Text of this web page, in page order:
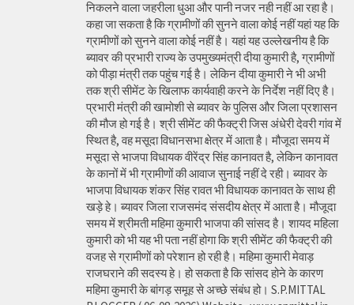
निकलने वाला जहरीला धुआ और पानी नजर नही नहीं आ रहा है।
कहा जा सकता है कि ग्रामीणों की सुनने वाला कोई नहीं यहां यह कि
ग्रामीणों को सुनने वाला कोई नहीं है। यहां यह उल्लेखनीय है कि
ब्यावर की प्रभारी राज्य के उपमुख्यमंत्री दीया कुमारी है, ग्रामीणों
को पीड़ा मंत्री तक पहुंच गई है। लेकिन दीया कुमारी ने भी अभी
तक श्री सीमेंट के खिलाफ कार्यवाही करने के निर्देश नहीं दिए है।
प्रभारी मंत्री की खामोशी से ब्यावर के पुलिस और जिला प्रशासन
की मौज हो गई है। श्री सीमेंट की फैक्ट्री जिस अंधेरी देवरी गांव में
स्थित है, वह मसूदा विधानसभा क्षेत्र में आता है। मौजूदा समय में
मसूदा से भाजपा विधायक वीरेंद्र सिंह कानावत है, लेकिन कानावत
के कानों में भी ग्रामीणों की आवाज सुनाई नहीं दे रही। ब्यावर के
भाजपा विधायक शंकर सिंह रावत भी विधायक कानावत के साथ ही
खड़े हे। ब्यावर जिला राजसमंद संसदीय क्षेत्र में आता है। मौजूदा
समय में श्रीमती महिमा कुमारी भाजपा की सांसद है। शायद महिला
कुमारी को भी यह भी पता नहीं होगा कि श्री सीमेंट की फैक्ट्री की
वजह से ग्रामीणों को परेशान हो रही है। महिमा कुमारी मेवाड़
राजघराने की सदस्य हे। हो सकता है कि सांसद होने के कारण
महिमा कुमारी के बांगड़ समूह से अच्छे संबंध हो। S.P.MITTAL